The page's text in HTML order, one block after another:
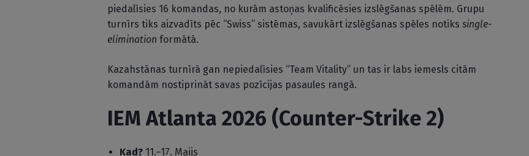
piedalīsies 16 komandas, no kurām astoņas kvalificēsies izslēgšanas spēlēm. Grupu
turnīrs tiks aizvadīts pēc “Swiss” sistēmas, savukārt izslēgšanas spēles notiks single-
elimination formātā.
Kazahstānas turnīrā gan nepiedalīsies “Team Vitality” un tas ir labs iemesls citām
komandām nostiprināt savas pozīcijas pasaules rangā.
IEM Atlanta 2026 (Counter-Strike 2)
Kad? 11.–17. Maijs